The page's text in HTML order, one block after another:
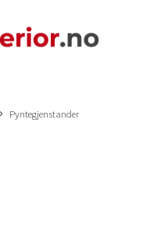
Pyntegjenstander